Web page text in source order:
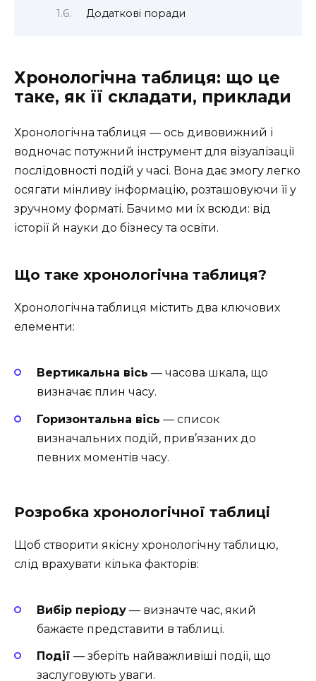
Додаткові поради
Хронологічна таблиця: що це
таке, як її складати, приклади
Хронологічна таблиця — ось дивовижний і
водночас потужний інструмент для візуалізації
послідовності подій у часі. Вона дає змогу легко
осягати мінливу інформацію, розташовуючи її у
зручному форматі. Бачимо ми їх всюди: від
історії й науки до бізнесу та освіти.
Що таке хронологічна таблиця?
Хронологічна таблиця містить два ключових
елементи:
Вертикальна вісь — часова шкала, що
визначає плин часу.
Горизонтальна вісь — список
визначальних подій, прив’язаних до
певних моментів часу.
Розробка хронологічної таблиці
Щоб створити якісну хронологічну таблицю,
слід врахувати кілька факторів:
Вибір періоду — визначте час, який
бажаєте представити в таблиці.
Події — зберіть найважливіші події, що
заслуговують уваги.